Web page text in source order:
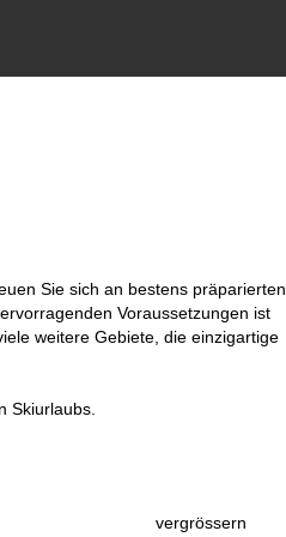
Sie sich an bestens präparierten
Voraussetzungen ist
weitere Gebiete, die einzigartige
Skiurlaubs.
vergrössern